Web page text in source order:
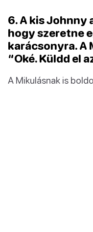
6. A kis Johnny
hogy szeretne
karácsonyra. A
“Oké. Küldd el
A Mikulásnak is